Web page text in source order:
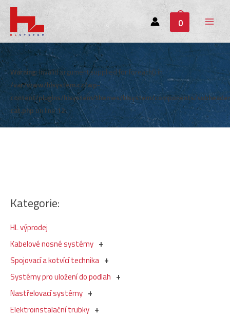
0
Main
Menu
Kategorie:
HL výprodej
Kabelové nosné systémy
Spojovací a kotvící technika
Systémy pro uložení do podlah
Nastřelovací systémy
Elektroinstalační trubky
Warning: Invalid argument supplied for foreach() in
/var/www/hlsystem.cz/wp-
content/plugins/hlsystem/themes/hlsystem/components/
cat.phpon line12